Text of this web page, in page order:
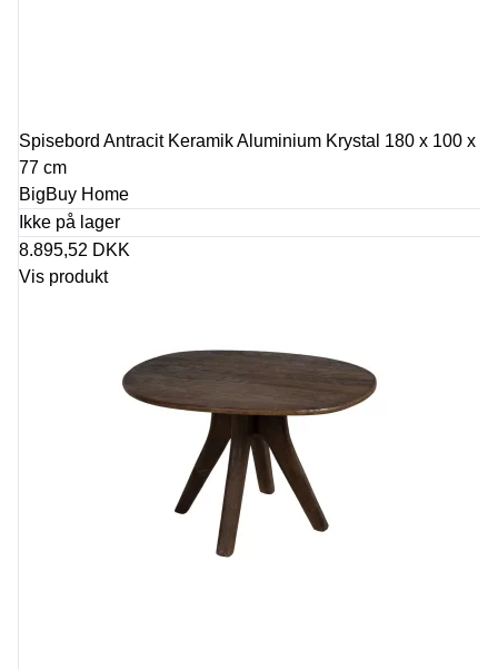
Spisebord Antracit Keramik Aluminium Krystal 180 x 100 x
77 cm
BigBuy Home
Ikke på lager
8.895,52 DKK
Vis produkt